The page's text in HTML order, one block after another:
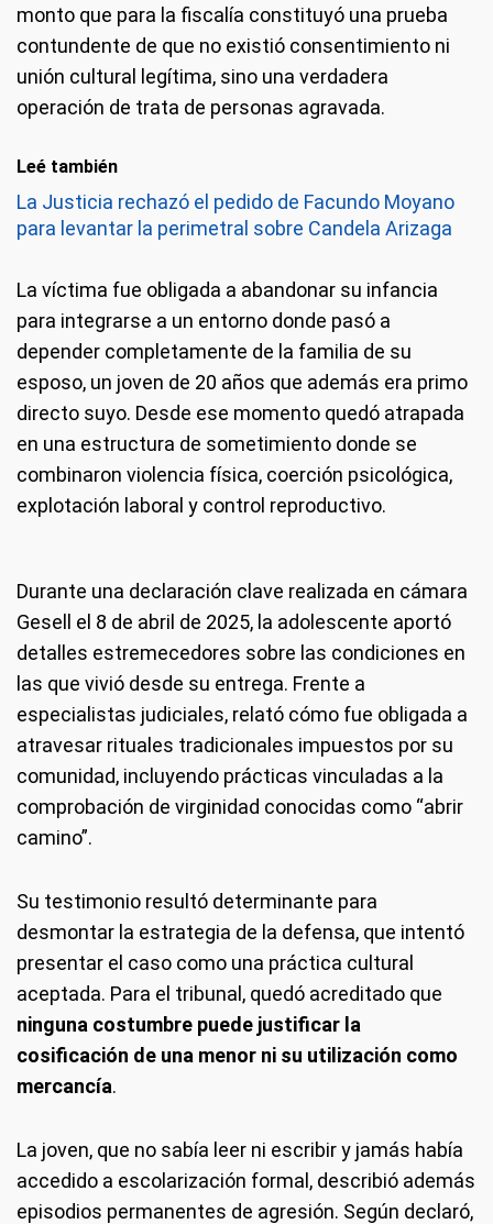
monto que para la fiscalía constituyó una prueba
contundente de que no existió consentimiento ni
unión cultural legítima, sino una verdadera
operación de trata de personas agravada.
Leé también
La Justicia rechazó el pedido de Facundo Moyano
para levantar la perimetral sobre Candela Arizaga
La víctima fue obligada a abandonar su infancia
para integrarse a un entorno donde pasó a
depender completamente de la familia de su
esposo, un joven de 20 años que además era primo
directo suyo. Desde ese momento quedó atrapada
en una estructura de sometimiento donde se
combinaron violencia física, coerción psicológica,
explotación laboral y control reproductivo.
Durante una declaración clave realizada en cámara
Gesell el 8 de abril de 2025, la adolescente aportó
detalles estremecedores sobre las condiciones en
las que vivió desde su entrega. Frente a
especialistas judiciales, relató cómo fue obligada a
atravesar rituales tradicionales impuestos por su
comunidad, incluyendo prácticas vinculadas a la
comprobación de virginidad conocidas como “abrir
camino”.
Su testimonio resultó determinante para
desmontar la estrategia de la defensa, que intentó
presentar el caso como una práctica cultural
aceptada. Para el tribunal, quedó acreditado que
ninguna costumbre puede justificar la
cosificación de una menor ni su utilización como
mercancía.
La joven, que no sabía leer ni escribir y jamás había
accedido a escolarización formal, describió además
episodios permanentes de agresión. Según declaró,